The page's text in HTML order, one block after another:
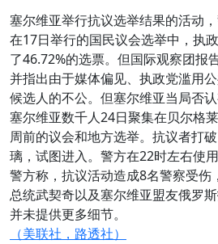
塞尔维亚举行抗议选举结果的活动，
在17日举行的国民议会选举中，执
了46.72%的选票。但国际观察团报
并指出由于媒体偏见、执政党滥用
候选人的不公。但塞尔维亚当局否认
塞尔维亚数千人24日聚集在贝尔格
周前的议会和地方选举。抗议者打
璃，试图进入。警方在22时左右使
警方称，抗议活动造成8名警察受伤
总统武契奇以及塞尔维亚盟友俄罗
并未提供更多细节。
（美联社， 路透社）